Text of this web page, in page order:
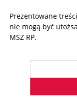
Prezentowane
nie mogą być
MSZ RP.